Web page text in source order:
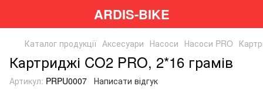
ARDIS-BIKE
Каталог продукції Аксесуари Насоси Насоси PRO
Картриджі CO2 PRO, 2*16 грамів
Артикул: PRPU0007 Написати відгук